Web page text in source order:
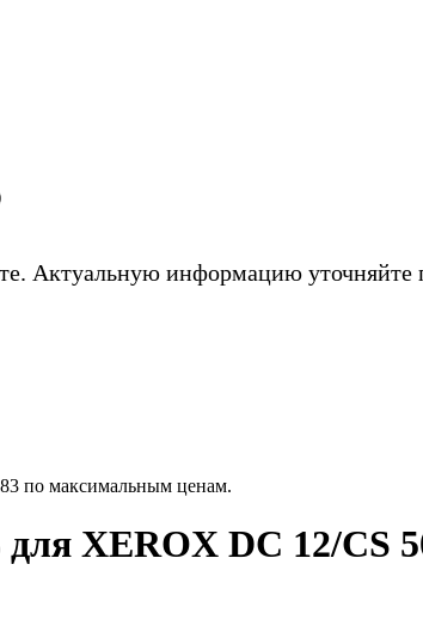
Актуальную информацию уточняйте
по максимальным ценам.
XEROX DC 12/CS